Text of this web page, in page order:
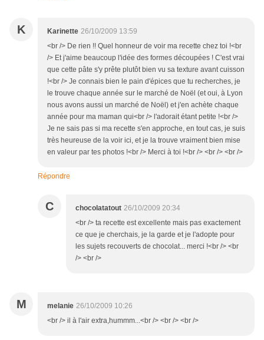
K Karinette 26/10/2009 13:59
<br /> De rien !! Quel honneur de voir ma recette chez toi !<br
/> Et j'aime beaucoup l'idée des formes découpées ! C'est vrai
que cette pâte s'y prête plutôt bien vu sa texture avant cuisson
!<br /> Je connais bien le pain d'épices que tu recherches, je
le trouve chaque année sur le marché de Noël (et oui, à Lyon
nous avons aussi un marché de Noël) et j'en achète chaque
année pour ma maman qui<br /> l'adorait étant petite !<br />
Je ne sais pas si ma recette s'en approche, en tout cas, je suis
très heureuse de la voir ici, et je la trouve vraiment bien mise
en valeur par tes photos !<br /> Merci à toi !<br /> <br /> <br />
Répondre
C chocolatatout 26/10/2009 20:34
<br /> ta recette est excellente mais pas exactement
ce que je cherchais, je la garde et je l'adopte pour
les sujets recouverts de chocolat... merci !<br /> <br
/> <br />
M melanie 26/10/2009 10:26
<br /> il à l'air extra,hummm...<br /> <br /> <br />